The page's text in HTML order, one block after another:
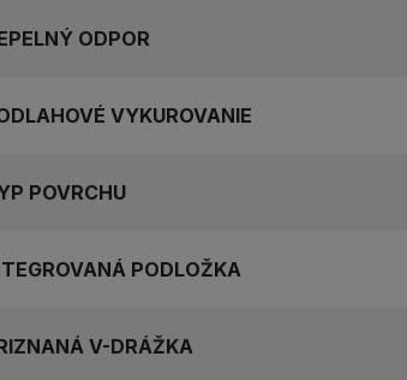
ODPOR
VYKUROVANIE
POVRCHU
PODLOŽKA
V-DRÁŽKA